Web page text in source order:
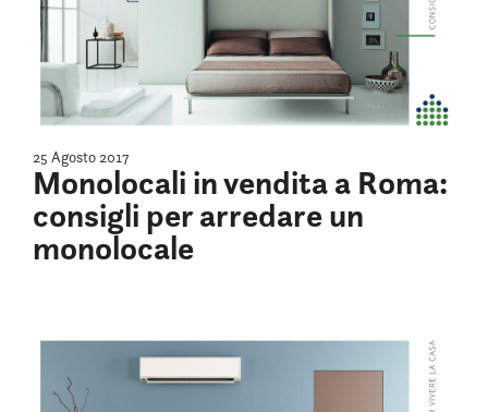
25 Agosto 2017
Monolocali in vendita a Roma:
consigli per arredare un
monolocale